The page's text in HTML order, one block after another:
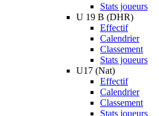
Stats joueurs
U 19 B (DHR)
Effectif
Calendrier
Classement
Stats joueurs
U17 (Nat)
Effectif
Calendrier
Classement
Stats joueurs